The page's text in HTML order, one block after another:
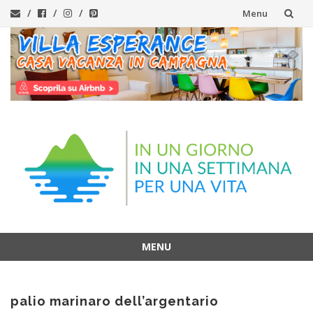
Menu
Vai
al
contenuto
MENU
contenuto
palio marinaro dell’argentario